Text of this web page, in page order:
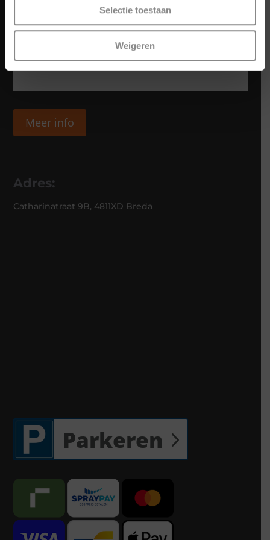
Selectie toestaan
Weigeren
Meer info
Adres:
Catharinatraat 9B, 4811XD Breda
Parkeren